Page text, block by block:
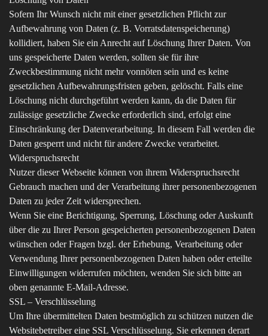
Sofern Ihr Wunsch nicht mit einer gesetzlichen Pflicht zur
Aufbewahrung von Daten (z. B. Vorratsdatenspeicherung)
kollidiert, haben Sie ein Anrecht auf Löschung Ihrer Daten. Von
uns gespeicherte Daten werden, sollten sie für ihre
Zweckbestimmung nicht mehr vonnöten sein und es keine
gesetzlichen Aufbewahrungsfristen geben, gelöscht. Falls eine
Löschung nicht durchgeführt werden kann, da die Daten für
zulässige gesetzliche Zwecke erforderlich sind, erfolgt eine
Einschränkung der Datenverarbeitung. In diesem Fall werden die
Daten gesperrt und nicht für andere Zwecke verarbeitet.
Widerspruchsrecht
Nutzer dieser Webseite können von ihrem Widerspruchsrecht
Gebrauch machen und der Verarbeitung ihrer personenbezogenen
Daten zu jeder Zeit widersprechen.
Wenn Sie eine Berichtigung, Sperrung, Löschung oder Auskunft
über die zu Ihrer Person gespeicherten personenbezogenen Daten
wünschen oder Fragen bzgl. der Erhebung, Verarbeitung oder
Verwendung Ihrer personenbezogenen Daten haben oder erteilte
Einwilligungen widerrufen möchten, wenden Sie sich bitte an
oben genannte E-Mail-Adresse.
SSL – Verschlüsselung
Um Ihre übermittelten Daten bestmöglich zu schützen nutzen die
Websitebetreiber eine SSL Verschlüsselung. Sie erkennen derart